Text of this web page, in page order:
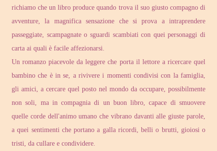
richiamo che un libro produce quando trova il suo giusto compagno di
avventure, la magnifica sensazione che si prova a intraprendere
passeggiate, scampagnate o sguardi scambiati con quei personaggi di
carta ai quali è facile affezionarsi.
Un romanzo piacevole da leggere che porta il lettore a ricercare quel
bambino che è in se, a rivivere i momenti condivisi con la famiglia,
gli amici, a cercare quel posto nel mondo da occupare, possibilmente
non soli, ma in compagnia di un buon libro, capace di smuovere
quelle corde dell'animo umano che vibrano davanti alle giuste parole,
a quei sentimenti che portano a galla ricordi, belli o brutti, gioiosi o
tristi, da cullare e condividere.